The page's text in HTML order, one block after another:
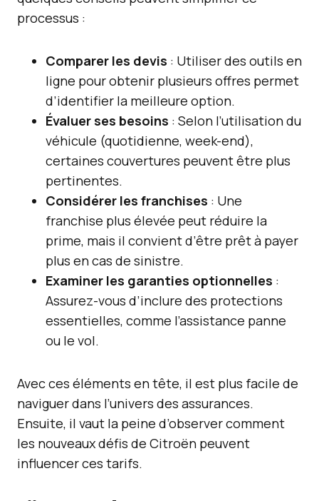
processus :
Comparer les devis : Utiliser des outils en
ligne pour obtenir plusieurs offres permet
d’identifier la meilleure option.
Évaluer ses besoins : Selon l’utilisation du
véhicule (quotidienne, week-end),
certaines couvertures peuvent être plus
pertinentes.
Considérer les franchises : Une
franchise plus élevée peut réduire la
prime, mais il convient d’être prêt à payer
plus en cas de sinistre.
Examiner les garanties optionnelles :
Assurez-vous d’inclure des protections
essentielles, comme l’assistance panne
ou le vol.
Avec ces éléments en tête, il est plus facile de
naviguer dans l’univers des assurances.
Ensuite, il vaut la peine d’observer comment
les nouveaux défis de Citroën peuvent
influencer ces tarifs.